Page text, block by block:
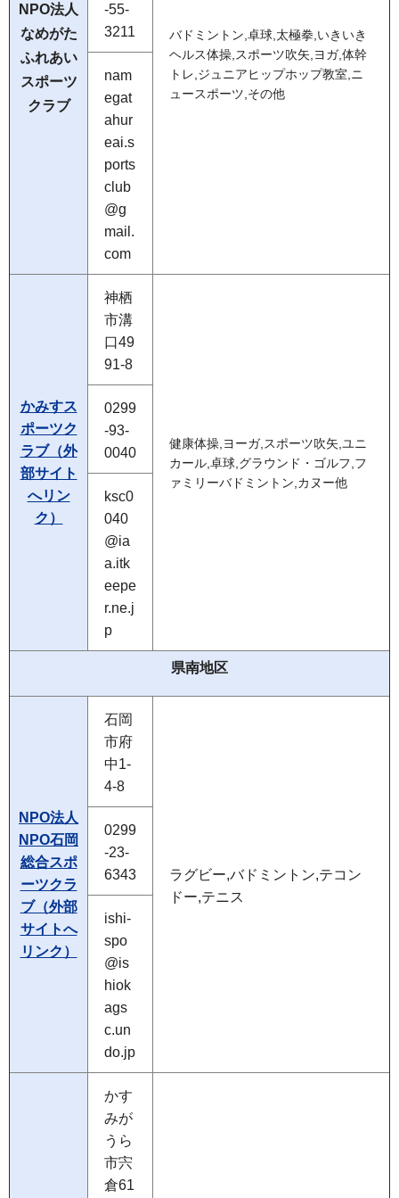
NPO法人
なめがた
ふれあい
スポーツ
クラブ
バドミントン,卓球,太極拳,いきいき
ヘルス体操,スポーツ吹矢,ヨガ,体幹
トレ,ジュニアヒップホップ教室,ニ
ュースポーツ,その他
-55-
3211
nam
egat
ahur
eai.s
ports
club
@g
mail.
com
かみすス
ポーツク
ラブ（外
部サイト
へリン
ク）
神栖
市溝
口49
91-8
健康体操,ヨーガ,スポーツ吹矢,ユニ
カール,卓球,グラウンド・ゴルフ,フ
ァミリーバドミントン,カヌー他
0299
-93-
0040
ksc0
040
@ia
a.itk
eepe
r.ne.j
p
県南地区
NPO法人
NPO石岡
総合スポ
ーツクラ
ブ（外部
サイトへ
リンク）
石岡
市府
中1-
4-8
ラグビー,バドミントン,テコン
ドー,テニス
0299
-23-
6343
ishi-
spo
@is
hiok
ags
c.un
do.jp
かす
みが
うら
市宍
倉61